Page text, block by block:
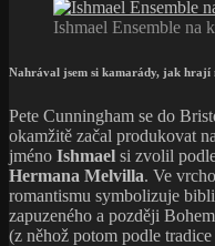
Ishmael Ensemble na
Nahrával jsem si kamarády, jak hrají
Pete Cunningham se do
okamžitě začal produkovat
jméno Ishmael si zvolil
Hermana Melvilla. Ve
romantismu symbolizuje
zapuzeného a později
(z něhož potom podle